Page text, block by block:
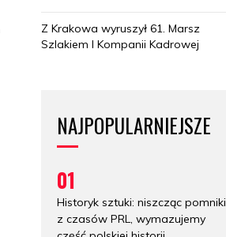
Z Krakowa wyruszył 61. Marsz
Szlakiem I Kompanii Kadrowej
NAJPOPULARNIEJSZE
01
Historyk sztuki: niszcząc pomniki
z czasów PRL, wymazujemy